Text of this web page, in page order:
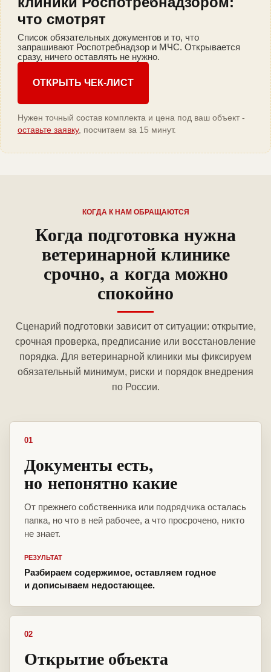
что смотрят
Список обязательных документов и то, что
запрашивают Роспотребнадзор и МЧС. Открывается
сразу, ничего оставлять не нужно.
ОТКРЫТЬ ЧЕК-ЛИСТ
Нужен точный состав комплекта и цена под ваш объект -
оставьте заявку, посчитаем за 15 минут.
КОГДА К НАМ ОБРАЩАЮТСЯ
Когда подготовка нужна
ветеринарной клинике
срочно, а когда можно
спокойно
Сценарий подготовки зависит от ситуации: открытие,
срочная проверка, предписание или восстановление
порядка. Для ветеринарной клиники мы фиксируем
обязательный минимум, риски и порядок внедрения
по России.
01
Документы есть,
но непонятно какие
От прежнего собственника или подрядчика осталась
папка, но что в ней рабочее, а что просрочено, никто
не знает.
РЕЗУЛЬТАТ
Разбираем содержимое, оставляем годное
и дописываем недостающее.
02
Открытие объекта